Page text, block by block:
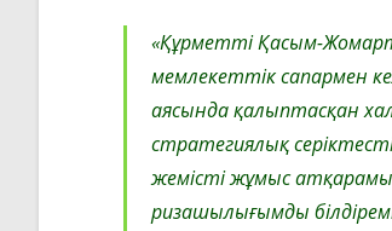
«Құрметті Қасым-
мемлекеттік сапармен
аясында қалыптасқан
стратегиялық
жемісті жұмыс
ризашылығымды